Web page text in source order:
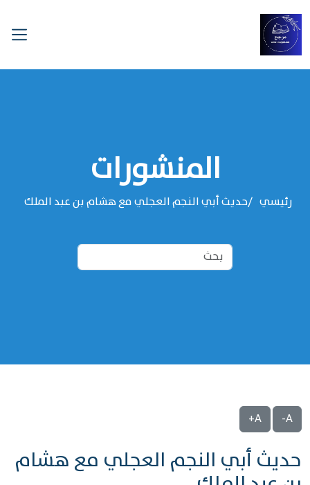
المنشورات
رئيسي حديث أبي النجم العجلي مع هشام بن عبد الملك
A-
A+
حديث أبي النجم العجلي مع هشام